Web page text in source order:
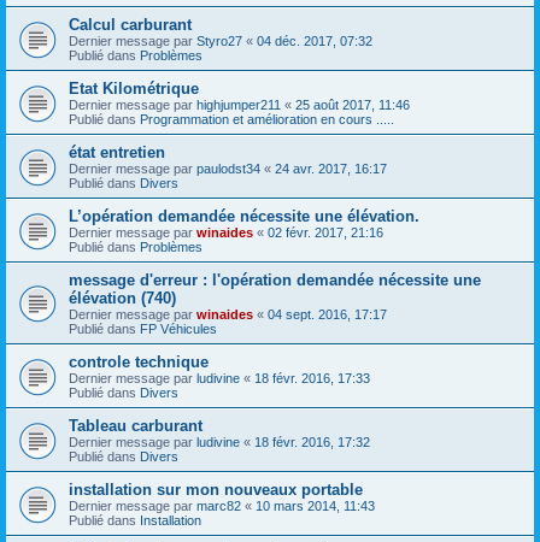
Calcul carburant
Dernier message par Styro27 « 04 déc. 2017, 07:32
Publié dans Problèmes
Etat Kilométrique
Dernier message par highjumper211 « 25 août 2017, 11:46
Publié dans Programmation et amélioration en cours .....
état entretien
Dernier message par paulodst34 « 24 avr. 2017, 16:17
Publié dans Divers
L’opération demandée nécessite une élévation.
Dernier message par winaides « 02 févr. 2017, 21:16
Publié dans Problèmes
message d'erreur : l'opération demandée nécessite une
élévation (740)
Dernier message par winaides « 04 sept. 2016, 17:17
Publié dans FP Véhicules
controle technique
Dernier message par ludivine « 18 févr. 2016, 17:33
Publié dans Divers
Tableau carburant
Dernier message par ludivine « 18 févr. 2016, 17:32
Publié dans Divers
installation sur mon nouveaux portable
Dernier message par marc82 « 10 mars 2014, 11:43
Publié dans Installation